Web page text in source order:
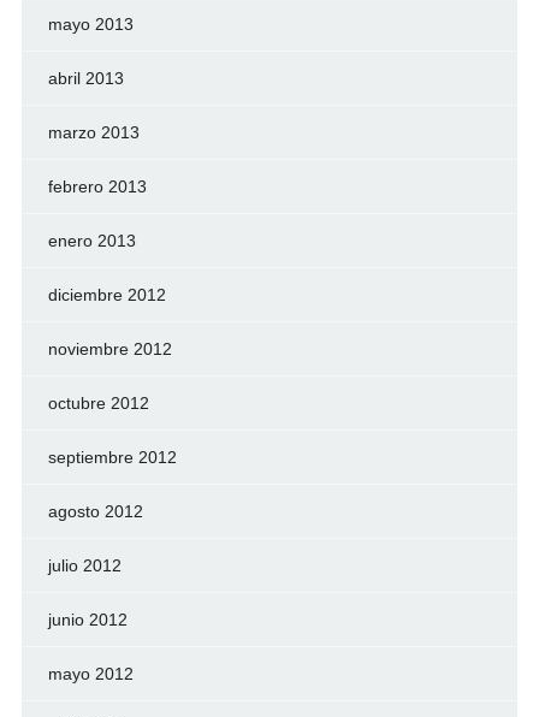
mayo 2013
abril 2013
marzo 2013
febrero 2013
enero 2013
diciembre 2012
noviembre 2012
octubre 2012
septiembre 2012
agosto 2012
julio 2012
junio 2012
mayo 2012